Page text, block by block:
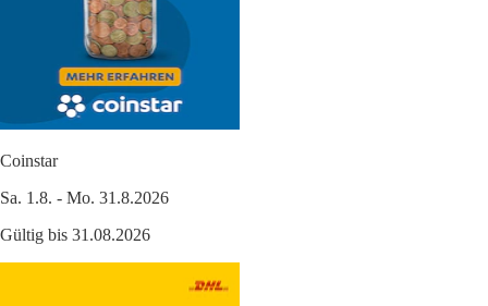
Coinstar
Sa. 1.8. - Mo. 31.8.2026
Gültig bis 31.08.2026